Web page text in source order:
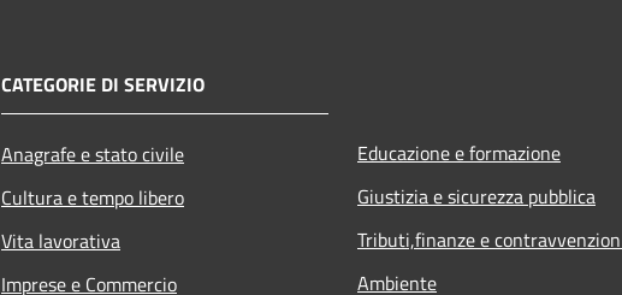
CATEGORIE DI SERVIZIO
Anagrafe e stato civile
Cultura e tempo libero
Vita lavorativa
Imprese e Commercio
Educazione e formazione
Giustizia e sicurezza pubblica
Tributi,finanze e
Ambiente